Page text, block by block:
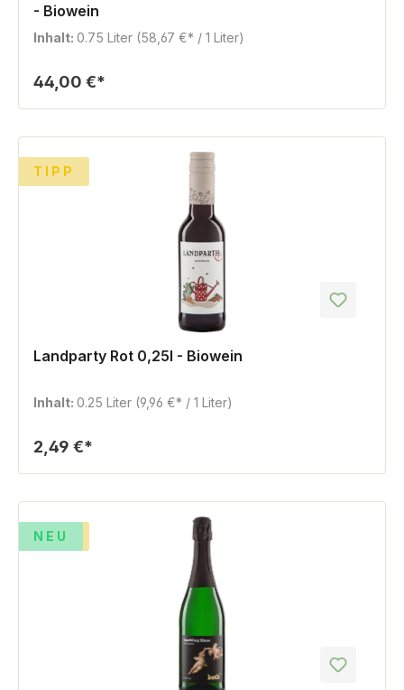
- Biowein
Inhalt: 0.75 Liter (58,67 €* / 1 Liter)
44,00 €*
TIPP
Landparty Rot 0,25l - Biowein
Inhalt: 0.25 Liter (9,96 €* / 1 Liter)
2,49 €*
%
TIPP
NEU